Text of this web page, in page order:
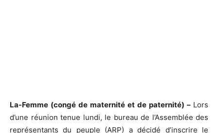
La-Femme (congé de maternité et de paternité) – Lors
d’une réunion tenue lundi, le bureau de l’Assemblée des
représentants du peuple (ARP) a décidé d’inscrire le